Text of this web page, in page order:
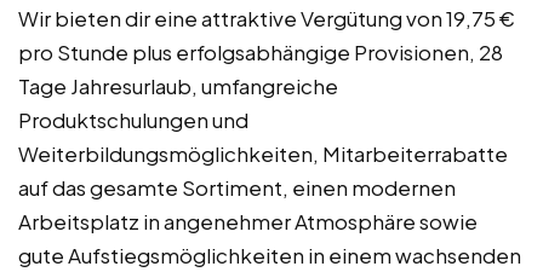
Wir bieten dir eine attraktive Vergütung von 19,75 €
pro Stunde plus erfolgsabhängige Provisionen, 28
Tage Jahresurlaub, umfangreiche
Produktschulungen und
Weiterbildungsmöglichkeiten, Mitarbeiterrabatte
auf das gesamte Sortiment, einen modernen
Arbeitsplatz in angenehmer Atmosphäre sowie
gute Aufstiegsmöglichkeiten in einem wachsenden